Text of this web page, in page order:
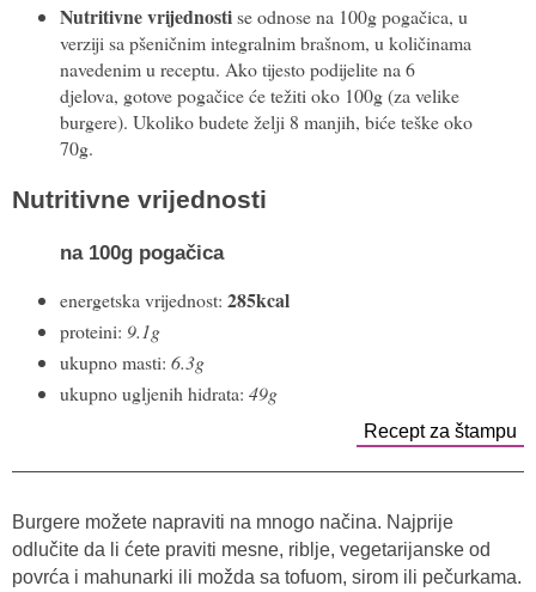
Nutritivne vrijednostise odnose na 100g pogačica, u
verziji sa pšeničnim integralnim brašnom, u količinama
navedenim u receptu. Ako tijesto podijelite na 6
djelova, gotove pogačice će težiti oko 100g (za velike
burgere). Ukoliko budete želji 8 manjih, biće teške oko
70g.
Nutritivne vrijednosti
na 100gpogačica
energetska vrijednost: 285kcal
proteini: 9.1g
ukupno masti: 6.3g
ukupno ugljenih hidrata: 49g
Recept za štampu
Burgere možete napraviti na mnogo načina. Najprije
odlučite da li ćete praviti mesne, riblje, vegetarijanske od
povrća i mahunarki ili možda sa tofuom, sirom ili pečurkama.